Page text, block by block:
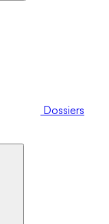
Dossiers